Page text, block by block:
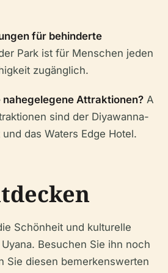
für behinderte
Park ist für Menschen jeden
zugänglich.
nahegelegene Attraktionen? A
sind der Diyawanna-
das Waters Edge Hotel.
Schönheit und kulturelle
Besuchen Sie ihn noch
Sie diesen bemerkenswerten